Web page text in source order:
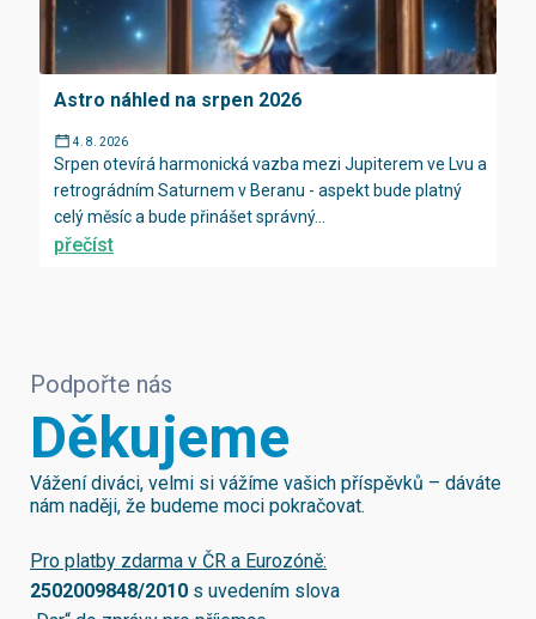
Astro náhled na srpen 2026
4. 8. 2026
Srpen otevírá harmonická vazba mezi Jupiterem ve Lvu a
retrográdním Saturnem v Beranu - aspekt bude platný
celý měsíc a bude přinášet správný...
přečíst
Podpořte nás
Děkujeme
Vážení diváci, velmi si vážíme vašich příspěvků – dáváte
nám naději, že budeme moci pokračovat.
Pro platby zdarma v ČR a Eurozóně:
2502009848/2010 s uvedením slova